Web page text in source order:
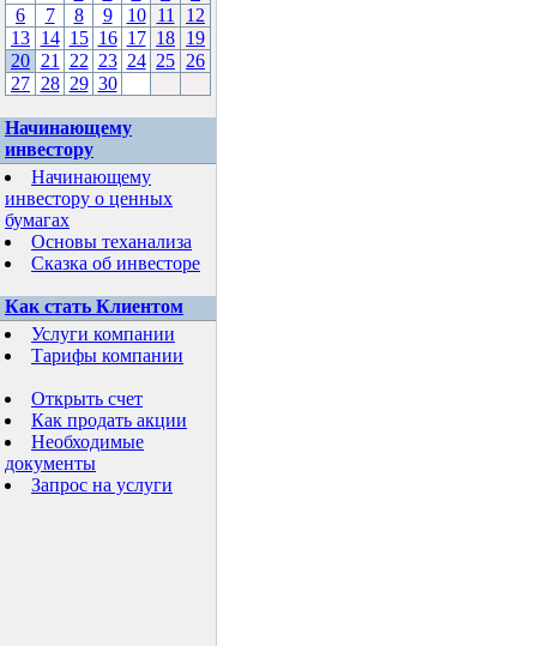
6
7 8 9 10 11
12
13 14 15 16 17 18 19
20 21 22 23 24 25 26
27 28 29 30
Начинающему
инвестору
Начинающему
инвестору о ценных
бумагах
Основы теханализа
Сказка об инвесторе
Как стать Клиентом
Услуги компании
Тарифы компании
Открыть счет
Как продать акции
Необходимые
документы
Запрос на услуги